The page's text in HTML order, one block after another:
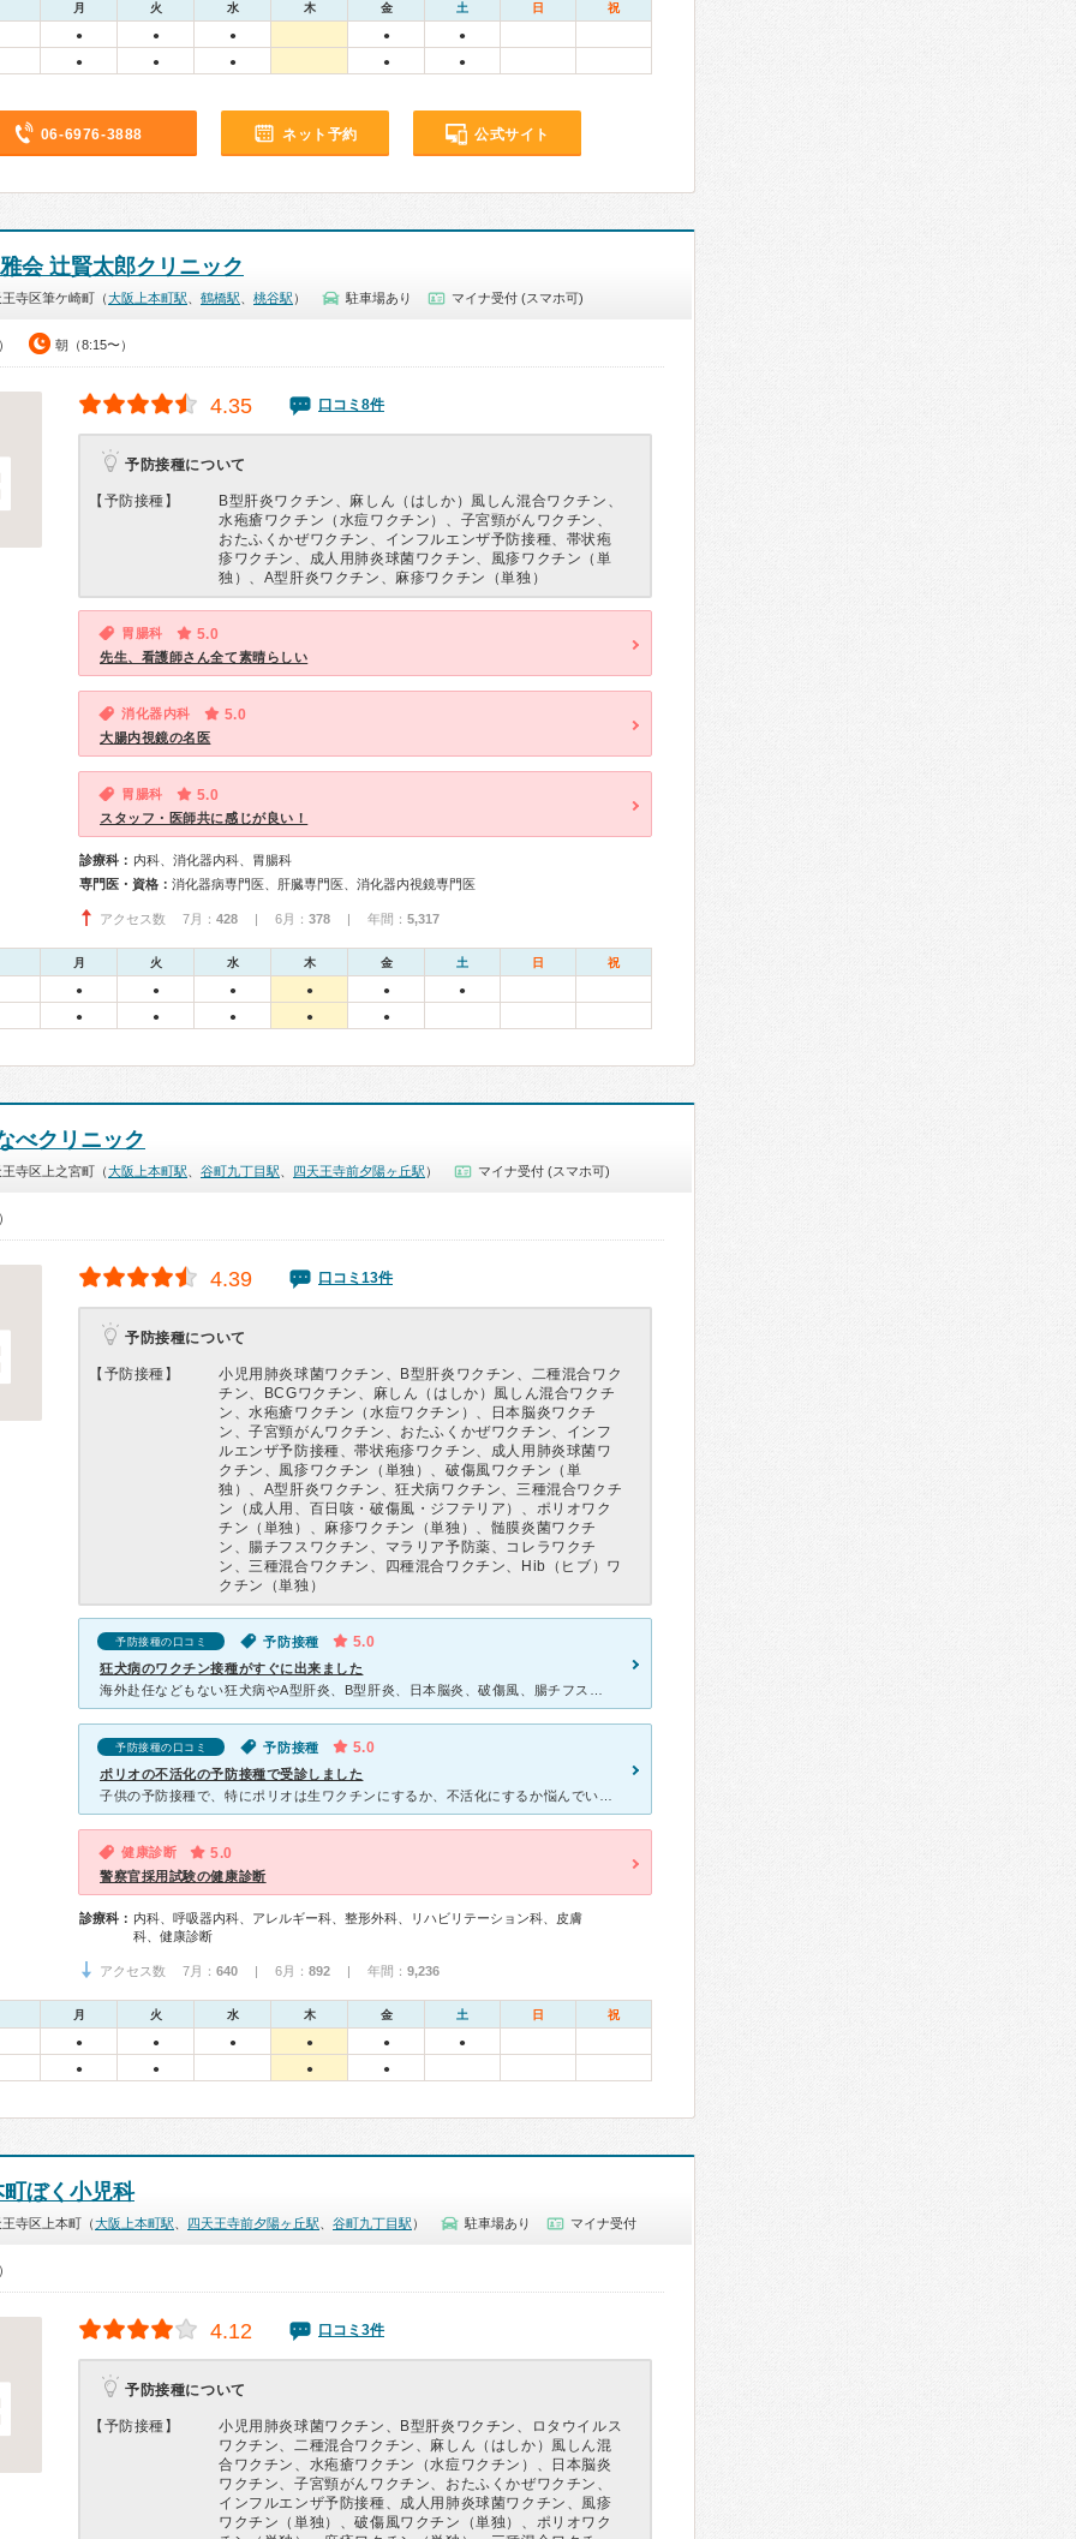
月 火 水 木 金 土 日 祝
● ● ● ●
●
●
● ● ● ●
06-6976-3888 ネット予約 公式サイト
会 辻賢太郎クリニック
寺区筆ケ崎町（大阪上本町駅 鶴橋駅 桃谷駅 ） 駐車場あり マイナ受付 (スマホ可)
朝（8:15〜）
4.35 口コミ8件
予防接種について
【予防接種】
B型肝炎ワクチン、麻しん（はしか）風しん混合ワクチン、
水疱瘡ワクチン（水痘ワクチン）、子宮頸がんワクチン、
おたふくかぜワクチン、インフルエンザ予防接種、帯状疱
疹ワクチン、成人用肺炎球菌ワクチン、風疹ワクチン（単
独）、A型肝炎ワクチン、麻疹ワクチン（単独）
胃腸科 5.0
先生、看護師さん全て素晴らしい
消化器内科 5.0
大腸内視鏡の名医
胃腸科 5.0
スタッフ・医師共に感じが良い！
診療科： 内科、消化器内科、胃腸科
専門医・資格： 消化器病専門医、肝臓専門医、消化器内視鏡専門医
アクセス数 7月： 428 | 6月： 378 | 年間： 5,317
月 火 水 木 金 土 日 祝
● ● ● ● ●
●
●
● ● ● ●
べクリニック
寺区上之宮町（大阪上本町駅 谷町九丁目駅 四天王寺前夕陽ヶ丘駅 ） マイナ受付 (スマホ可)
4.39 口コミ13件
予防接種について
【予防接種】
小児用肺炎球菌ワクチン、B型肝炎ワクチン、二種混合ワク
チン、BCGワクチン、麻しん（はしか）風しん混合ワクチ
ン、水疱瘡ワクチン（水痘ワクチン）、日本脳炎ワクチ
ン、子宮頸がんワクチン、おたふくかぜワクチン、インフ
ルエンザ予防接種、帯状疱疹ワクチン、成人用肺炎球菌ワ
クチン、風疹ワクチン（単独）、破傷風ワクチン（単
独）、A型肝炎ワクチン、狂犬病ワクチン、三種混合ワクチ
ン（成人用、百日咳・破傷風・ジフテリア）、ポリオワク
チン（単独）、麻疹ワクチン（単独）、髄膜炎菌ワクチ
ン、腸チフスワクチン、マラリア予防薬、コレラワクチ
ン、三種混合ワクチン、四種混合ワクチン、Hib（ヒブ）ワ
クチン（単独）
予防接種の口コミ 予防接種 5.0
狂犬病のワクチン接種がすぐに出来ました
予防接種の口コミ 予防接種 5.0
ポリオの不活化の予防接種で受診しました
健康診断 5.0
警察官採用試験の健康診断
診療科： 内科、呼吸器内科、アレルギー科、整形外科、リハビリテーション科、皮膚
科、健康診断
アクセス数 7月： 640 | 6月： 892 | 年間： 9,236
月 火 水 木 金 土 日 祝
● ● ● ● ●
●
●
● ● ●
町ぼく小児科
寺区上本町（大阪上本町駅 四天王寺前夕陽ヶ丘駅 谷町九丁目駅 ） 駐車場あり マイナ受付
4.12 口コミ3件
予防接種について
【予防接種】
小児用肺炎球菌ワクチン、B型肝炎ワクチン、ロタウイルス
ワクチン、二種混合ワクチン、麻しん（はしか）風しん混
合ワクチン、水疱瘡ワクチン（水痘ワクチン）、日本脳炎
ワクチン、子宮頸がんワクチン、おたふくかぜワクチン、
インフルエンザ予防接種、成人用肺炎球菌ワクチン、風疹
ワクチン（単独）、破傷風ワクチン（単独）、ポリオワク